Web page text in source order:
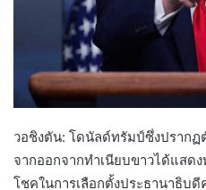
วอชิงตัน: ​​โดนัลด์ทรัมป์ซึ่งปรากฏ
จากออกจากทำเนียบขาวได้แสดง
โชคในการเลือกตั้งประธานาธิบ